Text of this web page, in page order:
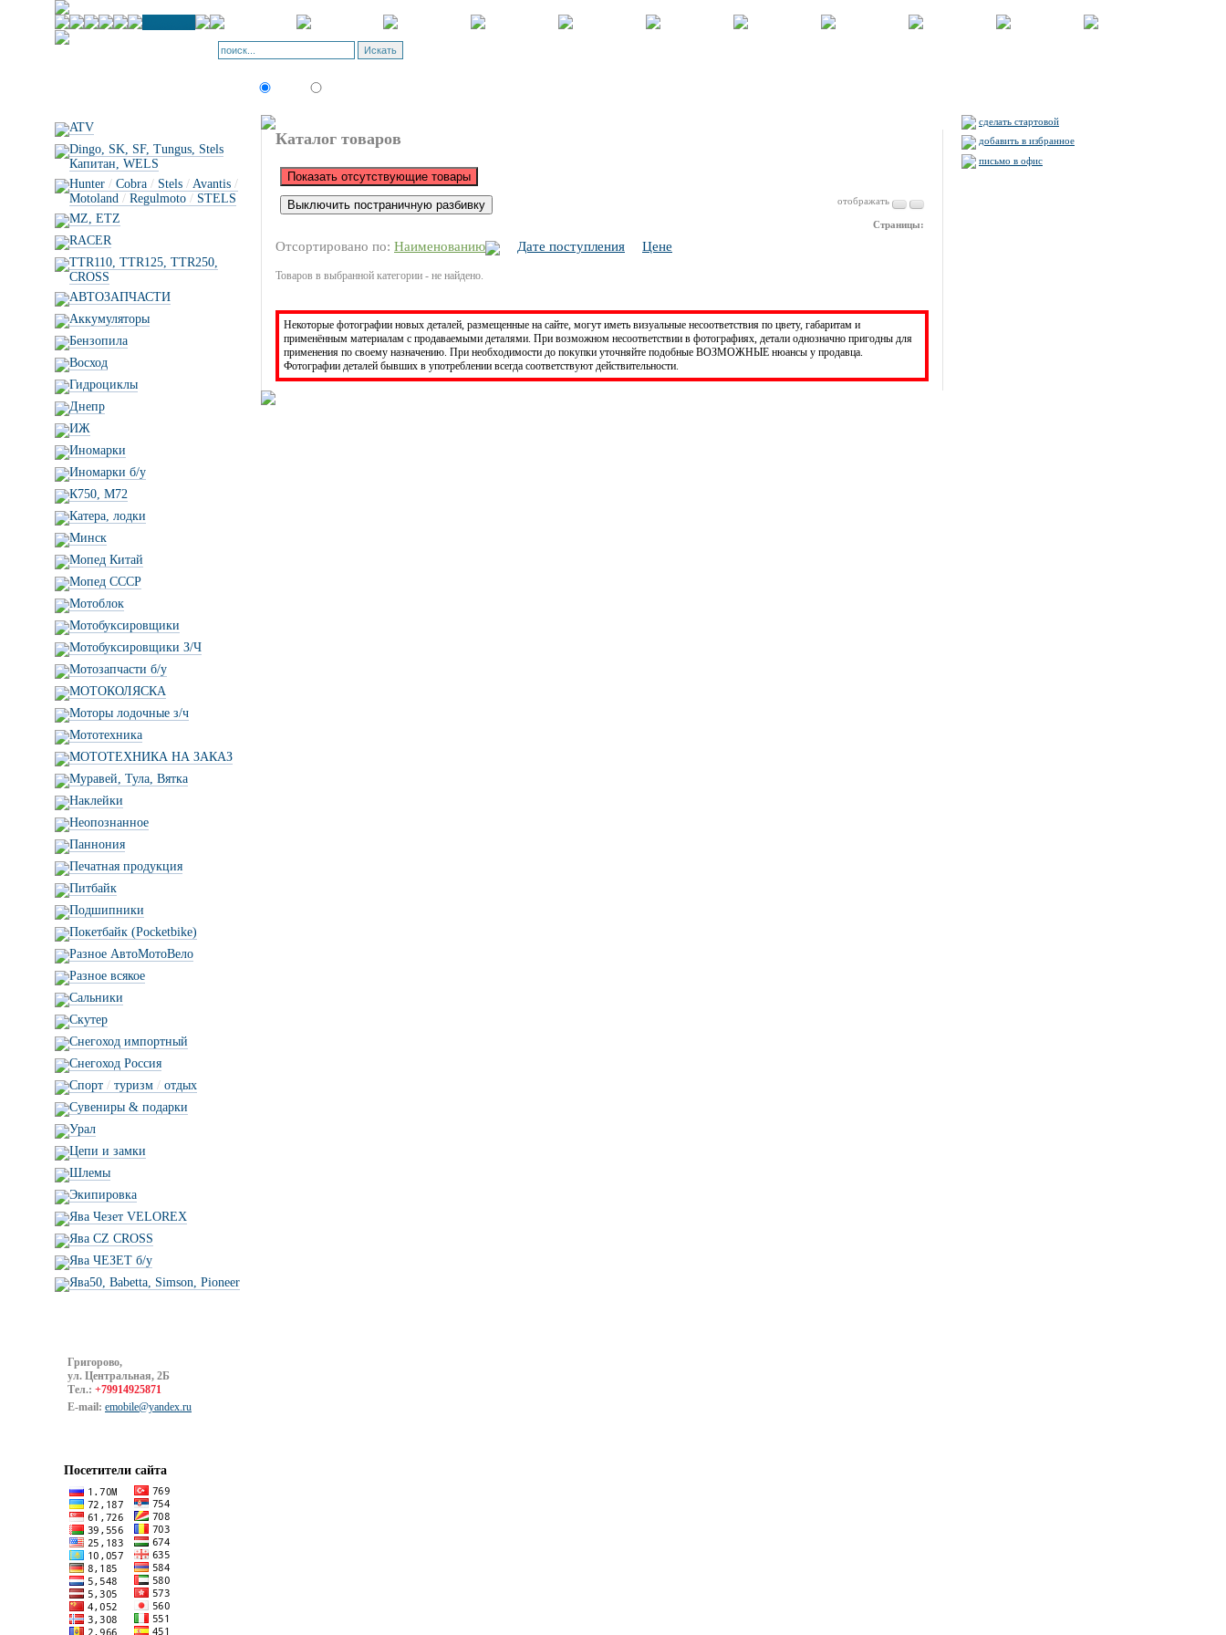
ATV
Dingo, SK, SF, Tungus, Stels
Капитан, WELS
Hunter / Cobra / Stels / Avantis /
Motoland / Regulmoto / STELS
MZ, ETZ
RACER
TTR110, TTR125, TTR250,
CROSS
АВТОЗАПЧАСТИ
Аккумуляторы
Бензопила
Восход
Гидроциклы
Днепр
ИЖ
Иномарки
Иномарки б/у
К750, М72
Катера, лодки
Минск
Мопед Китай
Мопед СССР
Мотоблок
Мотобуксировщики
Мотобуксировщики З/Ч
Мотозапчасти б/у
МОТОКОЛЯСКА
Моторы лодочные з/ч
Мототехника
МОТОТЕХНИКА НА ЗАКАЗ
Муравей, Тула, Вятка
Наклейки
Неопознанное
Паннония
Печатная продукция
Питбайк
Подшипники
Покетбайк (Pocketbike)
Разное АвтоМотоВело
Разное всякое
Сальники
Скутер
Снегоход импортный
Снегоход Россия
Спорт / туризм / отдых
Сувениры & подарки
Урал
Цепи и замки
Шлемы
Экипировка
Ява Чезет VELOREX
Ява CZ CROSS
Ява ЧЕЗЕТ б/у
Ява50, Babetta, Simson, Pioneer
Григорово,
ул. Центральная, 2Б
Тел.: +79914925871
E-mail: emobile@yandex.ru
Посетители сайта
Каталог товаров
отображать
Страницы:
Отсортировано по: Наименованию Дате поступления Цене
Товаров в выбранной категории - не найдено.
Некоторые фотографии новых деталей, размещенные на сайте, могут иметь визуальные несоответствия по цвету, габаритам и
применённым материалам с продаваемыми деталями. При возможном несоответствии в фотографиях, детали однозначно пригодны для
применения по своему назначению. При необходимости до покупки уточняйте подобные ВОЗМОЖНЫЕ нюансы у продавца.
Фотографии деталей бывших в употреблении всегда соответствуют действительности.
сделать стартовой
добавить в избранное
письмо в офис